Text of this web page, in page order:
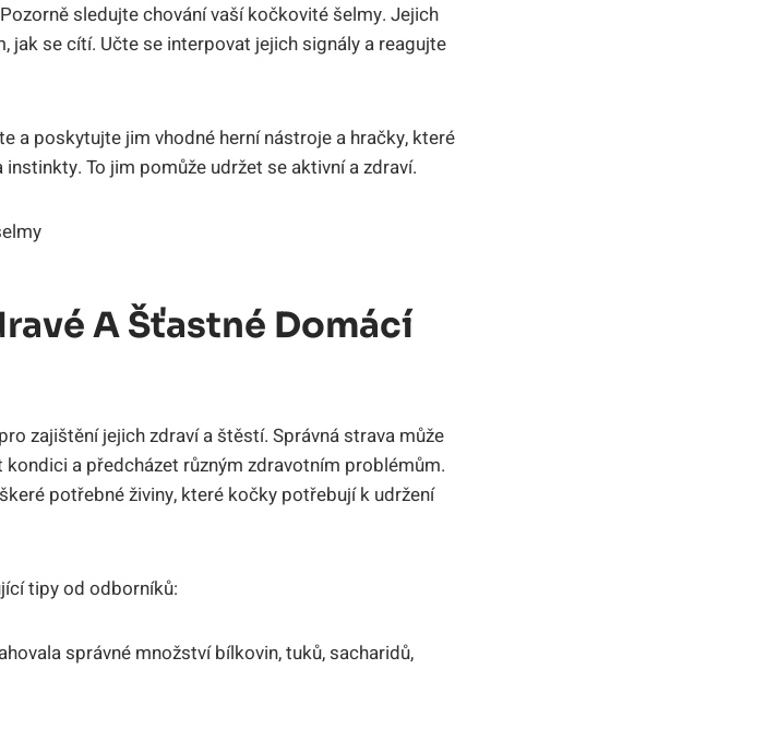
Pozorně sledujte chování vaší kočkovité šelmy. Jejich
jak se cítí. Učte se interpovat jejich signály a reagujte
a poskytujte jim vhodné herní nástroje a hračky, které
To jim pomůže udržet se aktivní a zdraví.
A Šťastné Domácí
zajištění jejich zdraví a štěstí. Správná strava může
a předcházet různým zdravotním problémům.
potřebné živiny, které kočky potřebují k udržení
tipy od odborníků:
správné množství bílkovin, tuků, sacharidů,